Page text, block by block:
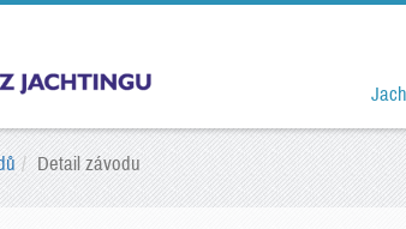
Detail závodu